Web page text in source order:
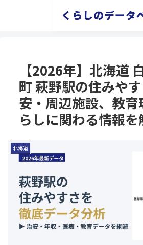
くらしのデータ
【2026年】北海道
町 萩野駅の住みや
安・周辺施設、教
らしに関わる情報を
北海道